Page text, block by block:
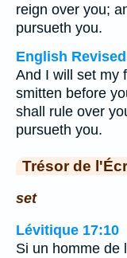
reign over you;
pursueth you.
English
And I will set my
smitten before
shall rule over
pursueth you.
Trésor de
set
Lévitique 17:10
Si un homme de